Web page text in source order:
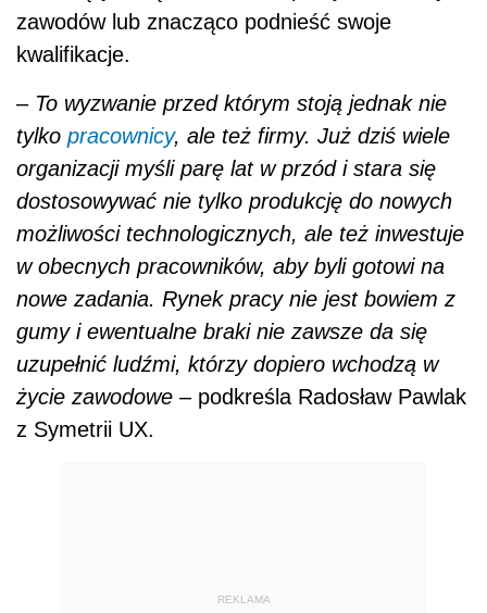
zawodów lub znacząco podnieść swoje
kwalifikacje.
– To wyzwanie przed którym stoją jednak nie
tylko pracownicy, ale też firmy. Już dziś wiele
organizacji myśli parę lat w przód i stara się
dostosowywać nie tylko produkcję do nowych
możliwości technologicznych, ale też inwestuje
w obecnych pracowników, aby byli gotowi na
nowe zadania. Rynek pracy nie jest bowiem z
gumy i ewentualne braki nie zawsze da się
uzupełnić ludźmi, którzy dopiero wchodzą w
życie zawodowe – podkreśla Radosław Pawlak
z Symetrii UX.
REKLAMA